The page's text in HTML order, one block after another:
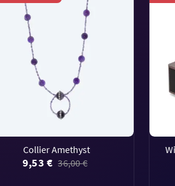
Collier Amethyst
9,53 € 36,00 €